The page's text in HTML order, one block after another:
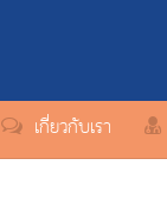
เกี่ยวกับเรา